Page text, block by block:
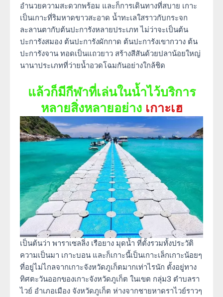
อำนวยความสะดวกพร้อม และก็การเดินทางที่สบาย เกาะ
เป็นเกาะที่ริมหาดขาวสะอาด น้ำทะเลใสราวกับกระจก
ละลานตากับต้นปะการังหลายประเภท ไม่ว่าจะเป็นต้น
ปะการังสมอง ต้นปะการังผักกาด ต้นปะการังเขากวาง ต้น
ปะการังจาน ทอดเป็นแถวยาว สร้างสีสันด้วยปลาน้อยใหญ่
นานาประเภทที่ว่ายน้ำอวดโฉมกันอย่างใกล้ชิด
แล้วก็มีกีฬาที่เล่นในน้ำไว้บริการ
หลายสิ่งหลายอย่าง เกาะเฮ
เป็นต้นว่า พาราเซลลิ่ง เรือยาง มุดน้ำ ที่ตั้งรวมทั้งประวัติ
ความเป็นมา เกาะบอน และก็เกาะนี้เป็นเกาะเล็กเกาะน้อยๆ
ที่อยู่ไม่ไกลจากเกาะจังหวัดภูเก็ตมากเท่าไรนัก ตั้งอยู่ทาง
ทิศตะวันออกของเกาะจังหวัดภูเก็ต ในเขต กลุ่ม3 ตำบลรา
ไวย์ อำเภอเมือง จังหวัดภูเก็ต ห่างจากชายหาดราไวย์ราวๆ